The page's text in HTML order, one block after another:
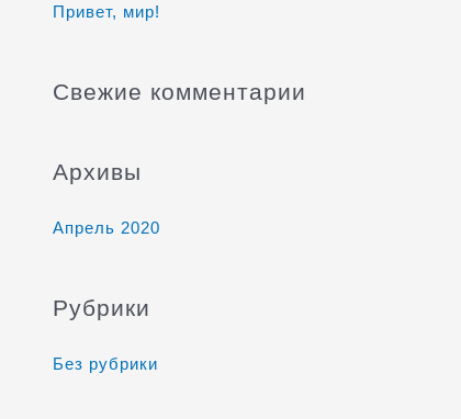
Привет, мир!
Свежие комментарии
Архивы
Апрель 2020
Рубрики
Без рубрики